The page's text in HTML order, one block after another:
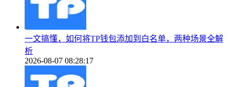
一文搞懂，如何将TP钱包添加到白名单，两种场景全解
析
2026-08-07 08:28:17